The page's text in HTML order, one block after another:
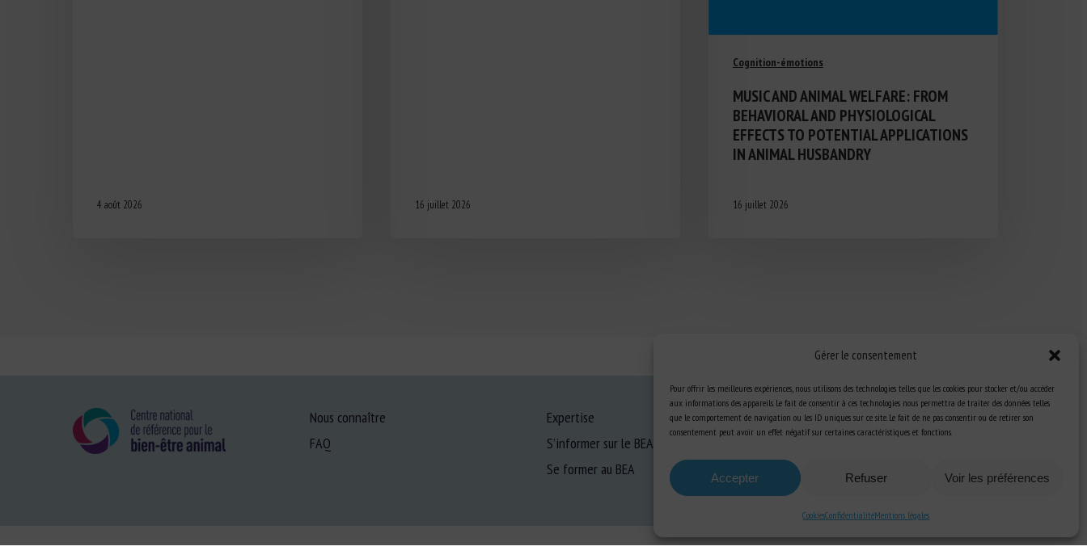
Gérer le consentement
Pour offrir les meilleures expériences, nous utilisons des technologies telles que les cookies pour stocker et/ou accéder
aux informations des appareils. Le fait de consentir à ces technologies nous permettra de traiter des données telles
que le comportement de navigation ou les ID uniques sur ce site. Le fait de ne pas consentir ou de retirer son
consentement peut avoir un effet négatif sur certaines caractéristiques et fonctions.
Accepter Refuser Voir les préférences
CookiesConfidentialitéMentions légales
4 août 2026 16 juillet 2026
Cognition-émotions
MUSIC AND ANIMAL WELFARE: FROM
BEHAVIORAL AND PHYSIOLOGICAL
EFFECTS TO POTENTIAL APPLICATIONS
IN ANIMAL HUSBANDRY
16 juillet 2026
Nous connaître
FAQ
Expertise
S’informer sur le BEA
Se former au BEA
Ressources